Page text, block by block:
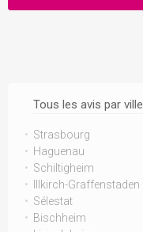
Tous les avis par ville
Strasbourg
Haguenau
Schiltigheim
Illkirch-Graffenstaden
Sélestat
Bischheim